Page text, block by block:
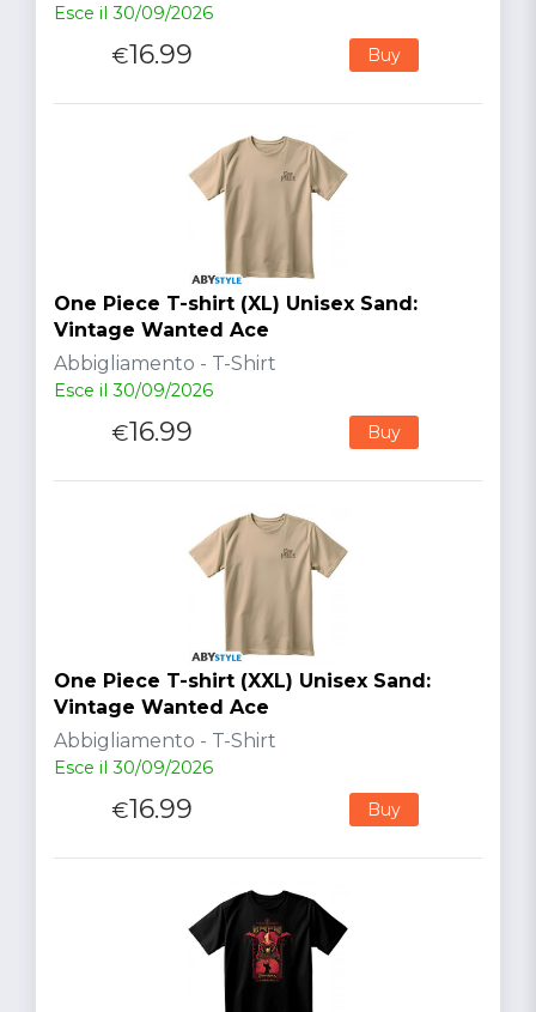
Esce il 30/09/2026
€16.99 Buy
One Piece T-shirt (XL) Unisex Sand:
Vintage Wanted Ace
Abbigliamento - T-Shirt
Esce il 30/09/2026
€16.99 Buy
One Piece T-shirt (XXL) Unisex Sand:
Vintage Wanted Ace
Abbigliamento - T-Shirt
Esce il 30/09/2026
€16.99 Buy